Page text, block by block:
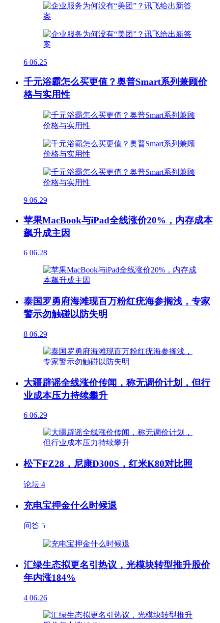
6 06.25
千元浴霸怎么买更值？奥普Smart系列兼顾价
格与实用性
9 06.29
苹果MacBook与iPad全线涨价20%，内存成本
飙升成主因
6 06.28
泰国罗勇府海滩现百万粉红疣海参搁浅，专家
警示勿触碰以防失明
8 06.29
大疆辟谣全线涨价传闻，称无调价计划，但行
业成本压力持续攀升
6 06.29
松下FZ28，尼康D300S，红米K80对比照
论坛 4
充电宝押金什么时候退
问答 5
汇绿生态拟更名引热议，光模块转型推升股价
年内涨184%
4 06.26